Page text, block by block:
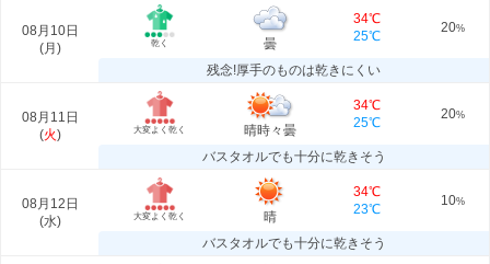
08月10日
(月 ) 乾く 曇
34℃
25℃
20%
残念!厚手のものは乾きにくい
08月11日
(火) 大変よく乾く 晴時々曇
34℃
25℃
20%
バスタオルでも十分に乾きそう
08月12日
(水) 大変よく乾く 晴
34℃
23℃
10%
バスタオルでも十分に乾きそう